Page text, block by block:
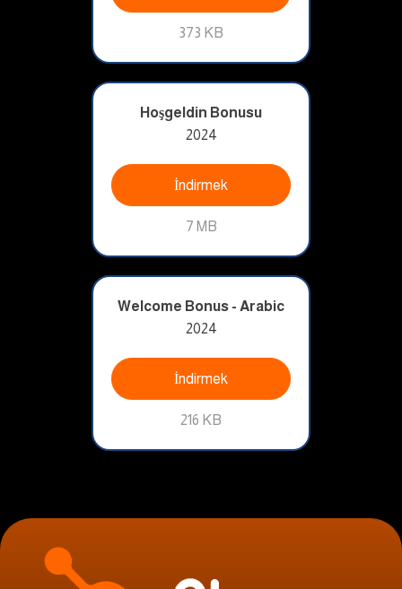
373 KB
Hoşgeldin Bonusu
2024
İndirmek
7 MB
Welcome Bonus - Arabic
2024
İndirmek
216 KB